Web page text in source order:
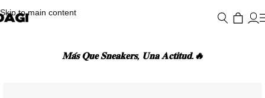
Skip to main content
𝐌𝐚́𝐬 𝐐𝐮𝐞 𝐒𝐧𝐞𝐚𝐤𝐞𝐫𝐬, 𝐔𝐧𝐚 𝐀𝐜𝐭𝐢𝐭𝐮𝐝.🔥